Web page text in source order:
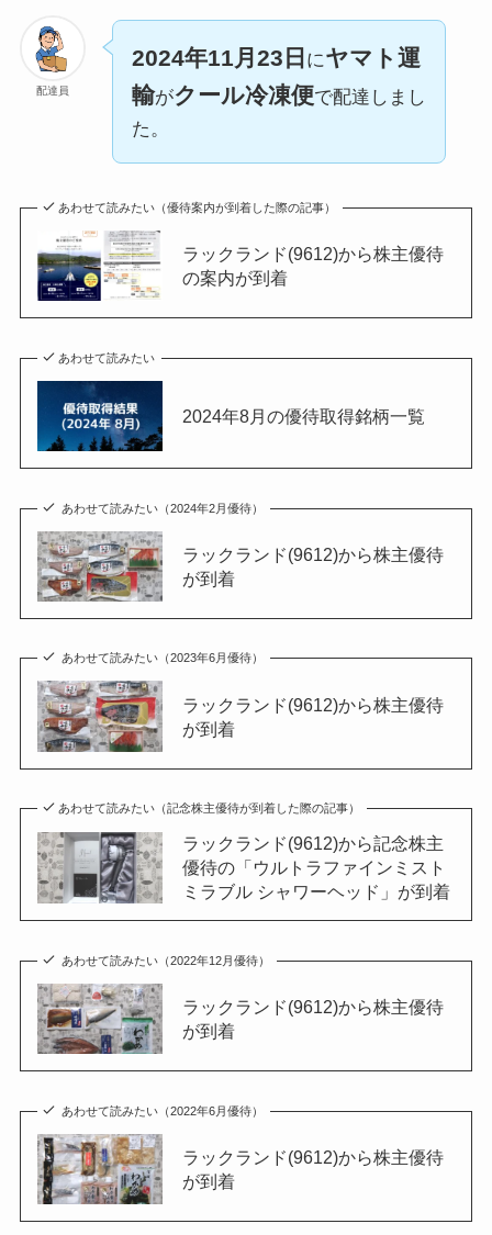
配達員
2024年11月23日 にヤマト運
輸がクール冷凍便で配達しまし
た。
あわせて読みたい（優待案内が到着した際の記事）
ラックランド(9612)から株主優待
の案内が到着
あわせて読みたい
2024年8月の優待取得銘柄一覧
あわせて読みたい（2024年2月優待）
ラックランド(9612)から株主優待
が到着
あわせて読みたい（2023年6月優待）
ラックランド(9612)から株主優待
が到着
あわせて読みたい（記念株主優待が到着した際の記事）
ラックランド(9612)から記念株主
優待の「ウルトラファインミスト
ミラブル シャワーヘッド」が到着
あわせて読みたい（2022年12月優待）
ラックランド(9612)から株主優待
が到着
あわせて読みたい（2022年6月優待）
ラックランド(9612)から株主優待
が到着